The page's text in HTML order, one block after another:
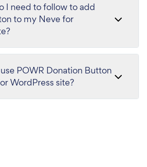
I need to follow to add
to my Neve for
POWR Donation Button
WordPress site?